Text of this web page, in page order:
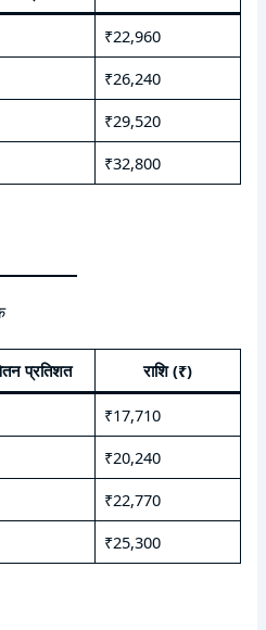
₹22,960
₹26,240
₹29,520
₹32,800
प्रतिशत राशि (₹)
₹17,710
₹20,240
₹22,770
₹25,300